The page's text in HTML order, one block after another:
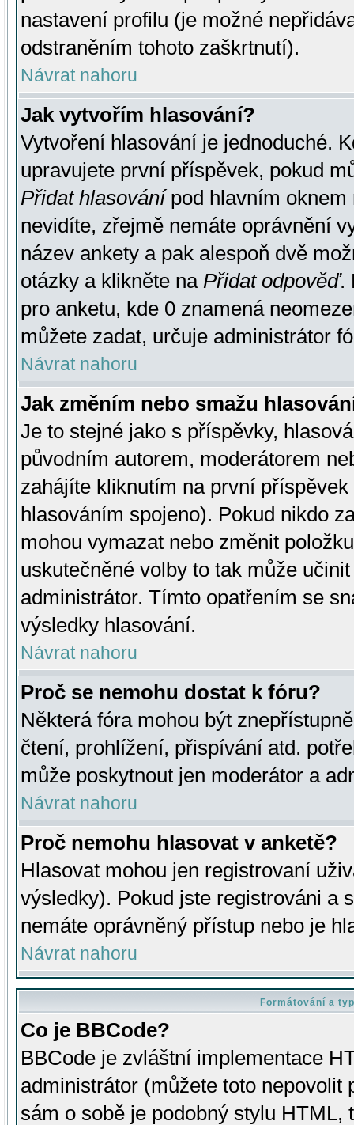
nastavení profilu (je možné
odstraněním tohoto zaškrtnutí).
Návrat nahoru
Jak vytvořím hlasování?
Vytvoření hlasování je jednoduché.
upravujete první příspěvek, pokud
Přidat hlasovánípod hlavním oknem
nevidíte, zřejmě nemáte oprávnění
název ankety a pak alespoň dvě
otázky a klikněte na Přidat odpověď.
pro anketu, kde 0 znamená
můžete zadat, určuje administrátor
Návrat nahoru
Jak změním nebo smažu
Je to stejné jako s příspěvky,
původním autorem, moderátorem
zahájíte kliknutím na první
hlasováním spojeno). Pokud nikdo
mohou vymazat nebo změnit
uskutečněné volby to tak může
administrátor. Tímto opatřením se
výsledky hlasování.
Návrat nahoru
Proč se nemohu dostat k fóru?
Některá fóra mohou být
čtení, prohlížení, přispívání atd.
může poskytnout jen moderátor a
Návrat nahoru
Proč nemohu hlasovat v anketě?
Hlasovat mohou jen registrovaní
výsledky). Pokud jste registrováni a
nemáte oprávněný přístup nebo je
Návrat nahoru
Formátování a
Co je BBCode?
BBCode je zvláštní implementace
administrátor (můžete toto
sám o sobě je podobný stylu HTML,